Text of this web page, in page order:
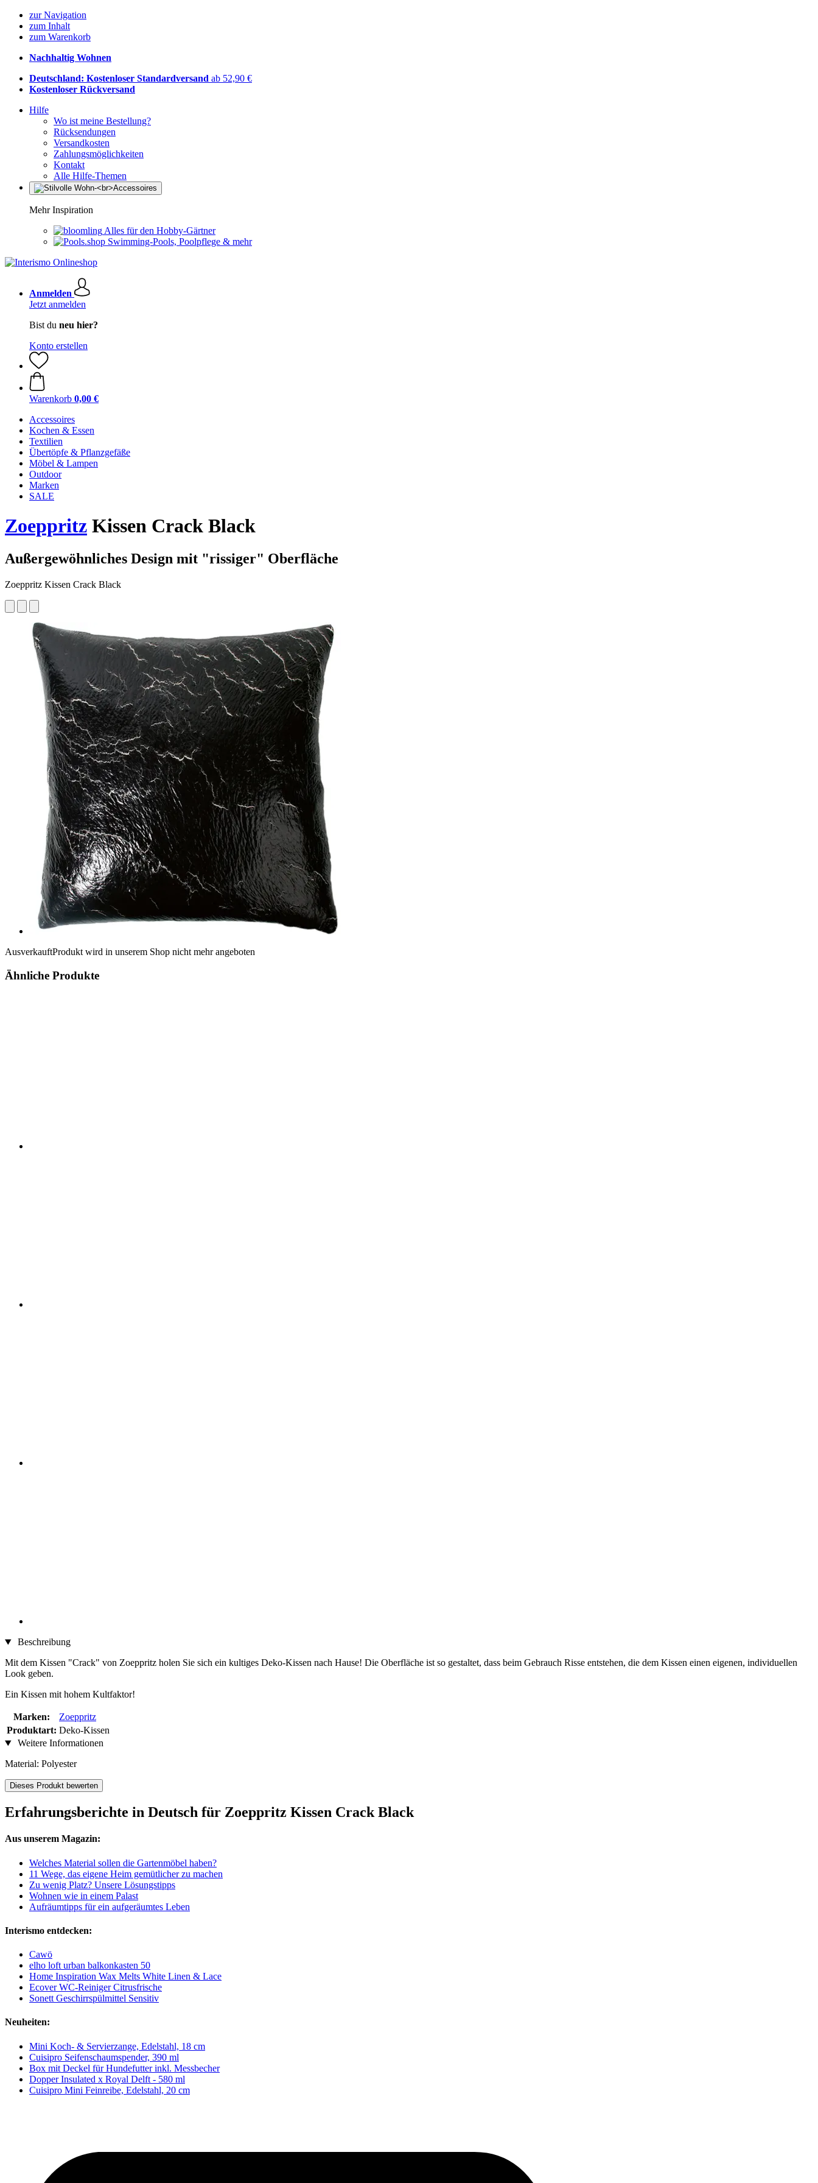
zur Navigation
zum Inhalt
zum Warenkorb
Nachhaltig Wohnen
Deutschland: Kostenloser Standardversand ab 52,90 €
Kostenloser Rückversand
Hilfe
Wo ist meine Bestellung?
Rücksendungen
Versandkosten
Zahlungsmöglichkeiten
Kontakt
Alle Hilfe-Themen
Mehr Inspiration
Alles für den Hobby-Gärtner
Swimming-Pools, Poolpflege & mehr
Anmelden
Jetzt anmelden
Bist du neu hier?
Konto erstellen
Warenkorb 0,00 €
Accessoires
Kochen & Essen
Textilien
Übertöpfe & Pflanzgefäße
Möbel & Lampen
Outdoor
Marken
SALE
Zoeppritz Kissen Crack Black
Außergewöhnliches Design mit "rissiger" Oberfläche
Zoeppritz Kissen Crack Black
AusverkauftProdukt wird in unserem Shop nicht mehr angeboten
Ähnliche Produkte
Beschreibung
Mit dem Kissen "Crack" von Zoeppritz holen Sie sich ein kultiges Deko-Kissen nach Hause! Die Oberfläche ist so gestaltet, dass beim Gebrauch Risse entstehen, die dem Kissen einen eigenen, individuellen
Look geben.
Ein Kissen mit hohem Kultfaktor!
Marken:
Zoeppritz
Produktart: Deko-Kissen
Weitere Informationen
Material: Polyester
Dieses Produkt bewerten
Erfahrungsberichte in Deutsch für Zoeppritz Kissen Crack Black
Aus unserem Magazin:
Welches Material sollen die Gartenmöbel haben?
11 Wege, das eigene Heim gemütlicher zu machen
Zu wenig Platz? Unsere Lösungstipps
Wohnen wie in einem Palast
Aufräumtipps für ein aufgeräumtes Leben
Interismo entdecken:
Cawö
elho loft urban balkonkasten 50
Home Inspiration Wax Melts White Linen & Lace
Ecover WC-Reiniger Citrusfrische
Sonett Geschirrspülmittel Sensitiv
Neuheiten:
Mini Koch- & Servierzange, Edelstahl, 18 cm
Cuisipro Seifenschaumspender, 390 ml
Box mit Deckel für Hundefutter inkl. Messbecher
Dopper Insulated x Royal Delft - 580 ml
Cuisipro Mini Feinreibe, Edelstahl, 20 cm